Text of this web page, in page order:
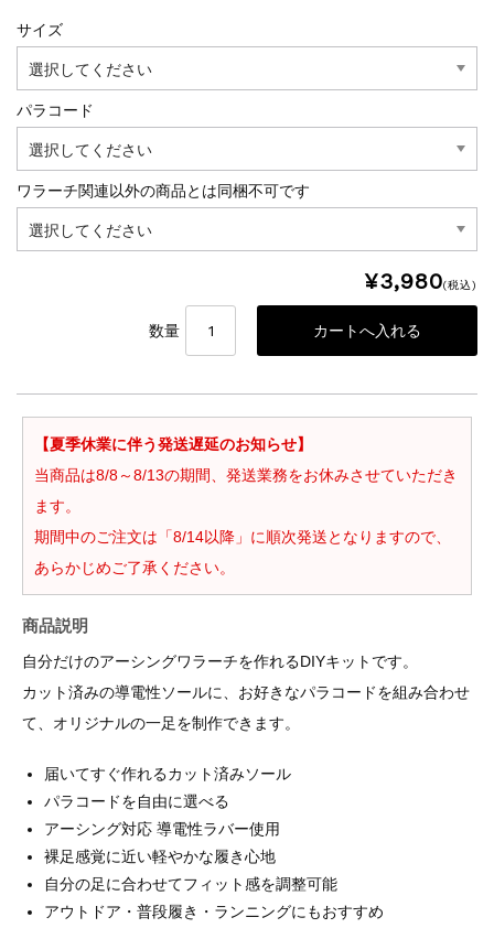
サイズ
パラコード
ワラーチ関連以外の商品とは同梱不可です
¥3,980(税込)
数量
【夏季休業に伴う発送遅延のお知らせ】
当商品は8/8～8/13の期間、発送業務をお休みさせていただき
ます。
期間中のご注文は「8/14以降」に順次発送となりますので、
あらかじめご了承ください。
商品説明
自分だけのアーシングワラーチを作れるDIYキットです。
カット済みの導電性ソールに、お好きなパラコードを組み合わせ
て、オリジナルの一足を制作できます。
届いてすぐ作れるカット済みソール
パラコードを自由に選べる
アーシング対応 導電性ラバー使用
裸足感覚に近い軽やかな履き心地
自分の足に合わせてフィット感を調整可能
アウトドア・普段履き・ランニングにもおすすめ